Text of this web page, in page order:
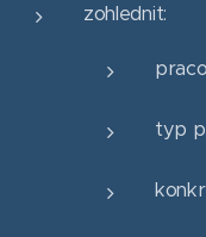
zohlednit:
typ